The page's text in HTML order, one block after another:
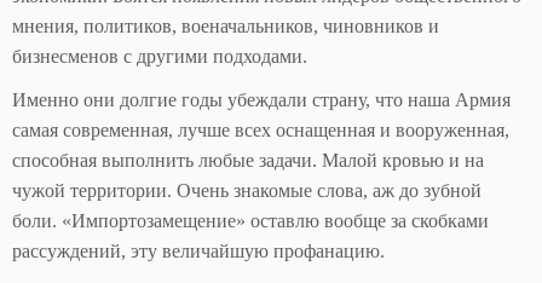
мнения, политиков, военачальников, чиновников и
бизнесменов с другими подходами.
Именно они долгие годы убеждали страну, что наша Армия
самая современная, лучше всех оснащенная и вооруженная,
способная выполнить любые задачи. Малой кровью и на
чужой территории. Очень знакомые слова, аж до зубной
боли. «Импортозамещение» оставлю вообще за скобками
рассуждений, эту величайшую профанацию.